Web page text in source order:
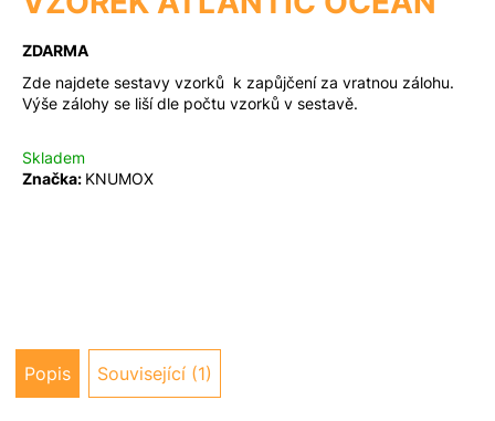
Měna
(CZK)
ZDARMA
Zde najdete sestavy vzorků k zapůjčení za vratnou zálohu.
Výše zálohy se liší dle počtu vzorků v sestavě.
Skladem
Značka: KNUMOX
Popis Související (1)
j
í
t
?
o
p